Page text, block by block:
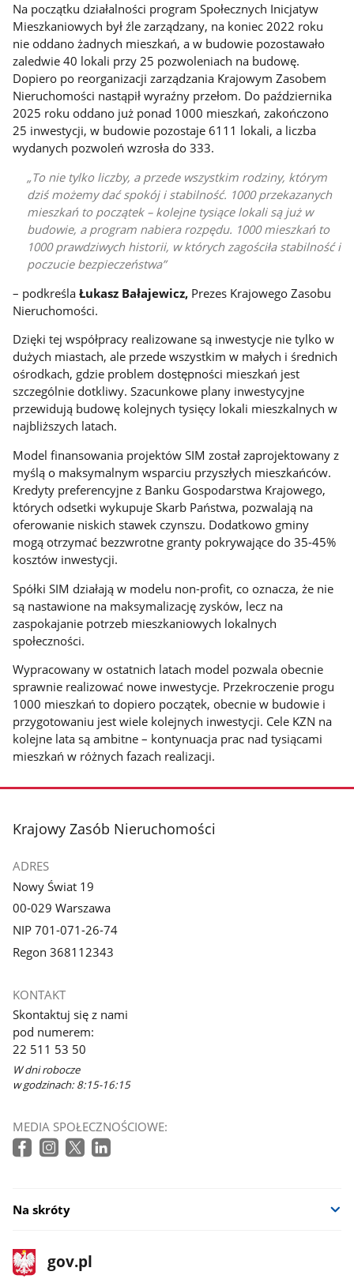
Na początku działalności program Społecznych Inicjatyw
Mieszkaniowych był źle zarządzany, na koniec 2022 roku
nie oddano żadnych mieszkań, a w budowie pozostawało
zaledwie 40 lokali przy 25 pozwoleniach na budowę.
Dopiero po reorganizacji zarządzania Krajowym Zasobem
Nieruchomości nastąpił wyraźny przełom. Do października
2025 roku oddano już ponad 1000 mieszkań, zakończono
25 inwestycji, w budowie pozostaje 6111 lokali, a liczba
wydanych pozwoleń wzrosła do 333.
To nie tylko liczby, a przede wszystkim rodziny, którym
dziś możemy dać spokój i stabilność. 1000 przekazanych
mieszkań to początek – kolejne tysiące lokali są już w
budowie, a program nabiera rozpędu. 1000 mieszkań to
1000 prawdziwych historii, w których zagościła stabilność i
poczucie bezpieczeństwa
– podkreśla Łukasz Bałajewicz, Prezes Krajowego Zasobu
Nieruchomości.
Dzięki tej współpracy realizowane są inwestycje nie tylko w
dużych miastach, ale przede wszystkim w małych i średnich
ośrodkach, gdzie problem dostępności mieszkań jest
szczególnie dotkliwy. Szacunkowe plany inwestycyjne
przewidują budowę kolejnych tysięcy lokali mieszkalnych w
najbliższych latach.
Model finansowania projektów SIM został zaprojektowany z
myślą o maksymalnym wsparciu przyszłych mieszkańców.
Kredyty preferencyjne z Banku Gospodarstwa Krajowego,
których odsetki wykupuje Skarb Państwa, pozwalają na
oferowanie niskich stawek czynszu. Dodatkowo gminy
mogą otrzymać bezzwrotne granty pokrywające do 35-45%
kosztów inwestycji.
Spółki SIM działają w modelu non-profit, co oznacza, że nie
są nastawione na maksymalizację zysków, lecz na
zaspokajanie potrzeb mieszkaniowych lokalnych
społeczności.
Wypracowany w ostatnich latach model pozwala obecnie
sprawnie realizować nowe inwestycje. Przekroczenie progu
1000 mieszkań to dopiero początek, obecnie w budowie i
przygotowaniu jest wiele kolejnych inwestycji. Cele KZN na
kolejne lata są ambitne – kontynuacja prac nad tysiącami
mieszkań w różnych fazach realizacji.
stopka
Krajowy Zasób Nieruchomości
ADRES
Nowy Świat 19
00-029 Warszawa
NIP 701-071-26-74
Regon 368112343
KONTAKT
Skontaktuj się z nami
pod numerem:
22 511 53 50
W dni robocze
w godzinach: 8:15-16:15
MEDIA SPOŁECZNOŚCIOWE:
Na skróty
stopka
gov.pl
Strona
gov.pl